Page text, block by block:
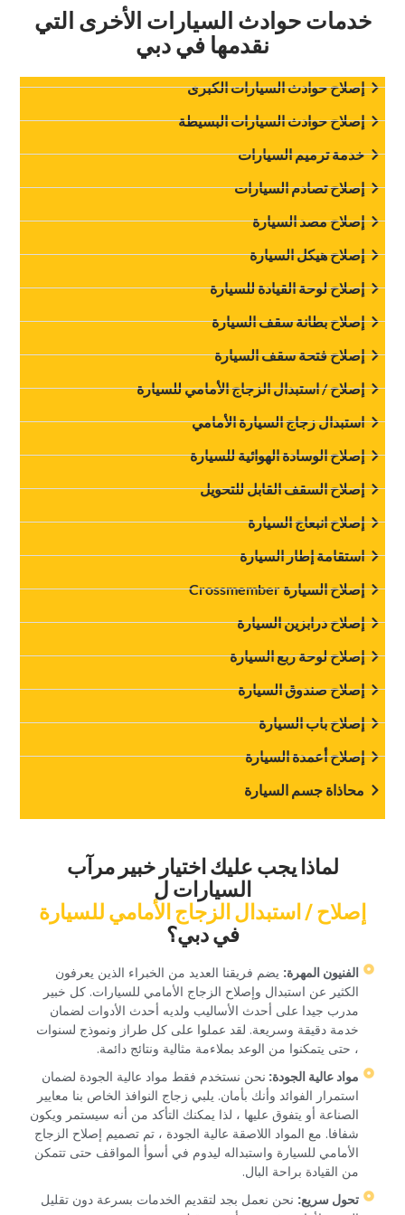
‏خدمات حوادث السيارات الأخرى التي
نقدمها في دبي‏
‏إصلاح حوادث السيارات الكبرى‏
‏إصلاح حوادث السيارات البسيطة‏
‏خدمة ترميم السيارات‏
‏إصلاح تصادم السيارات‏
‏إصلاح مصد السيارة‏
‏إصلاح هيكل السيارة‏
‏إصلاح لوحة القيادة للسيارة‏
‏إصلاح بطانة سقف السيارة‏
‏إصلاح فتحة سقف السيارة‏
‏إصلاح / استبدال الزجاج الأمامي للسيارة‏
استبدال زجاج السيارة الأمامي
‏إصلاح الوسادة الهوائية للسيارة‏
‏إصلاح السقف القابل للتحويل‏
‏إصلاح انبعاج السيارة‏
‏استقامة إطار السيارة‏
‏إصلاح السيارة Crossmember‏
‏إصلاح درابزين السيارة‏
‏إصلاح لوحة ربع السيارة‏
‏إصلاح صندوق السيارة‏
‏إصلاح باب السيارة‏
‏إصلاح أعمدة السيارة‏
‏محاذاة جسم السيارة‏
‏لماذا يجب عليك اختيار خبير مرآب
السيارات ل‏
‏إصلاح / استبدال الزجاج الأمامي للسيارة‏
‏في دبي؟‏
‏الفنيون المهرة:‏ ‏ يضم فريقنا العديد من الخبراء الذين يعرفون
الكثير عن استبدال وإصلاح الزجاج الأمامي للسيارات. كل خبير
مدرب جيدا على أحدث الأساليب ولديه أحدث الأدوات لضمان
خدمة دقيقة وسريعة. لقد عملوا على كل طراز ونموذج لسنوات
، حتى يتمكنوا من الوعد بملاءمة مثالية ونتائج دائمة.‏
‏مواد عالية الجودة: ‏ ‏نحن نستخدم فقط مواد عالية الجودة لضمان
استمرار الفوائد وأنك بأمان. يلبي زجاج النوافذ الخاص بنا معايير
الصناعة أو يتفوق عليها ، لذا يمكنك التأكد من أنه سيستمر ويكون
شفافا. مع المواد اللاصقة عالية الجودة ، تم تصميم إصلاح الزجاج
الأمامي للسيارة واستبداله ليدوم في أسوأ المواقف حتى تتمكن
من القيادة براحة البال.‏
‏تحول سريع:‏ ‏ نحن نعمل بجد لتقديم الخدمات بسرعة دون تقليل